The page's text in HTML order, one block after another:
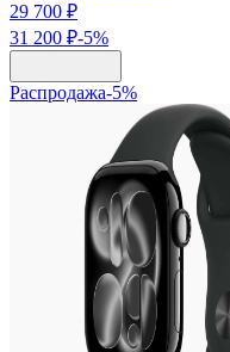
29 700 ₽
31 200 ₽-5%
Распродажа-5%